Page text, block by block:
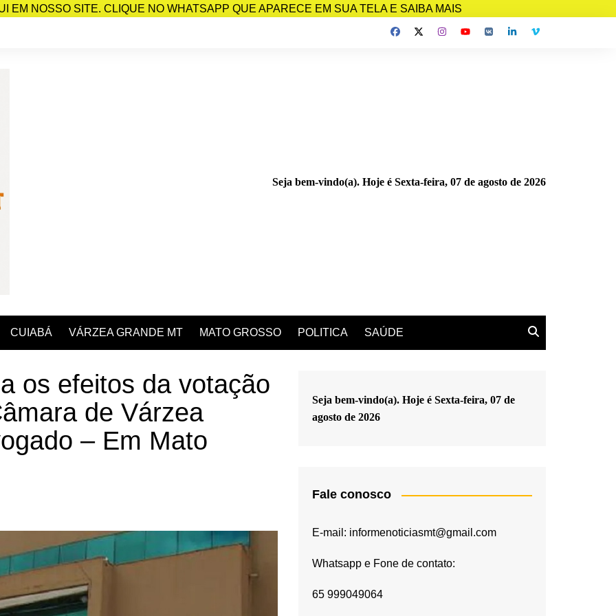
EM NOSSO SITE. CLIQUE NO WHATSAPP QUE APARECE EM SUA TELA E SAIBA MAIS
Seja bem-vindo(a). Hoje é Sexta-feira, 07 de agosto de 2026
CUIABÁ VÁRZEA GRANDE MT MATO GROSSO POLITICA SAÚDE
os efeitos da votação
de Várzea
– Em Mato
Seja bem-vindo(a). Hoje é Sexta-feira, 07 de
agosto de 2026
Fale conosco
E-mail: informenoticiasmt@gmail.com
Whatsapp e Fone de contato:
65 999049064